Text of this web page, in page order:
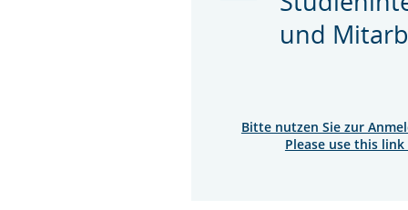
und
Bitte nutzen Sie zur
Please use this